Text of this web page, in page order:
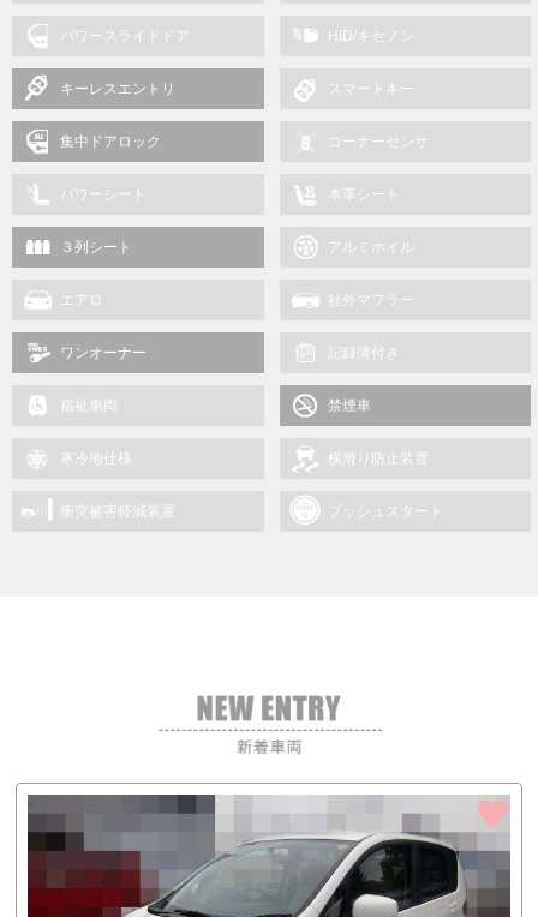
パワースライドドア HID/キセノン
キーレスエントリ スマートキー
集中ドアロック コーナーセンサ
パワーシート 本革シート
３列シート アルミホイル
エアロ 社外マフラー
ワンオーナー 記録簿付き
福祉車両 禁煙車
寒冷地仕様 横滑り防止装置
衝突被害軽減装置 プッシュスタート